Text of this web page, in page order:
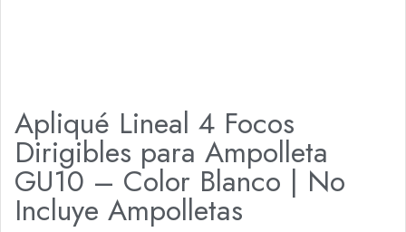
Apliqué Lineal 4 Focos
Dirigibles para Ampolleta
GU10 – Color Blanco | No
Incluye Ampolletas